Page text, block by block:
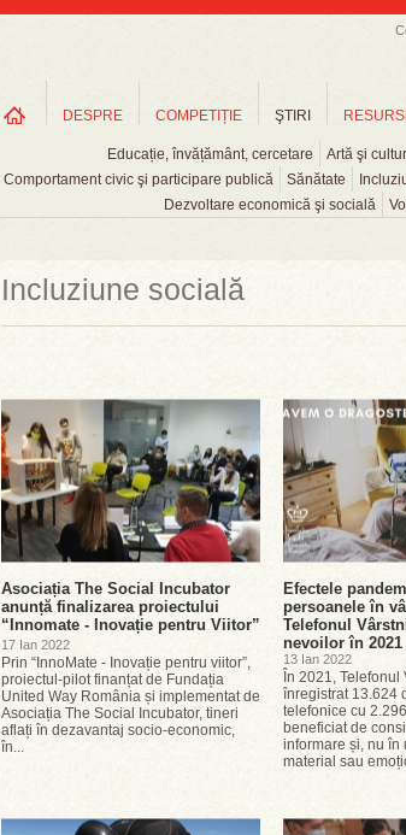
DESPRE COMPETIȚIE ŞTIRI
Educație, învățământ, cercetare Artă şi
Comportament civic şi participare publică
Sănătate
Dezvoltare economică şi socială
Incluziune socială
Asociația The Social Incubator
anunță finalizarea proiectului
“Innomate - Inovație pentru Viitor”
17 Ian 2022
Prin “InnoMate - Inovație pentru viitor”,
proiectul-pilot finanțat de Fundația
United Way România și implementat de
Asociația The Social Incubator, tineri
aflați în dezavantaj socio-economic,
în...
Efectele
persoanele în
Telefonul
nevoilor în 2021
13 Ian 2022
În 2021,
înregistrat 13.624
telefonice cu
beneficiat de
informare și, nu în
material sau